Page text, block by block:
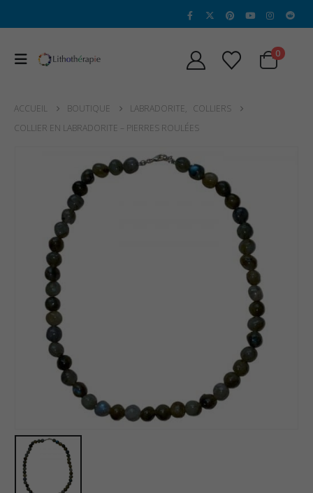
0
ACCUEIL BOUTIQUE LABRADORITE, COLLIERS
COLLIER EN LABRADORITE – PIERRES ROULÉES